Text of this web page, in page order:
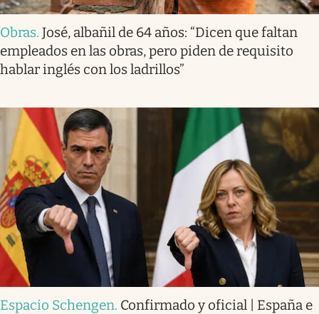
Obras. José, albañil de 64 años: “Dicen que faltan
empleados en las obras, pero piden de requisito
hablar inglés con los ladrillos”
Espacio Schengen. Confirmado y oficial | España e